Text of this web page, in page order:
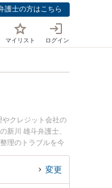
護士の方はこちら
マイリスト ログイン
クレジット会社の
新川 雄斗弁護士、
理のトラブルを今
ケ谷市内の弁護士に
変更